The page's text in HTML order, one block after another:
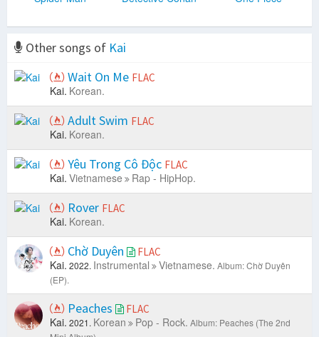
Other songs of Kai
Wait On Me FLAC
Kai. Korean.
Adult Swim FLAC
Kai. Korean.
Yêu Trong Cô Độc FLAC
Kai. Vietnamese Rap - HipHop.
Rover FLAC
Kai. Korean.
Chờ Duyên FLAC
Kai. 2022. Instrumental Vietnamese. Album: Chờ Duyên
(EP).
Peaches FLAC
Kai. 2021. Korean Pop - Rock. Album: Peaches (The 2nd